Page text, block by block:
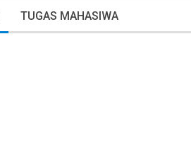
TUGAS MAHASIWA